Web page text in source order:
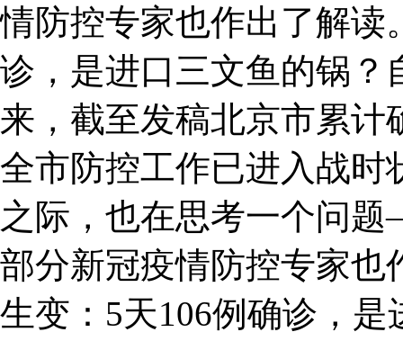
情防控专家也作出了解读
诊，是进口三文鱼的锅？
来，截至发稿北京市累计
全市防控工作已进入战时
之际，也在思考一个问
部分新冠疫情防控专家
生变：5天106例确诊，